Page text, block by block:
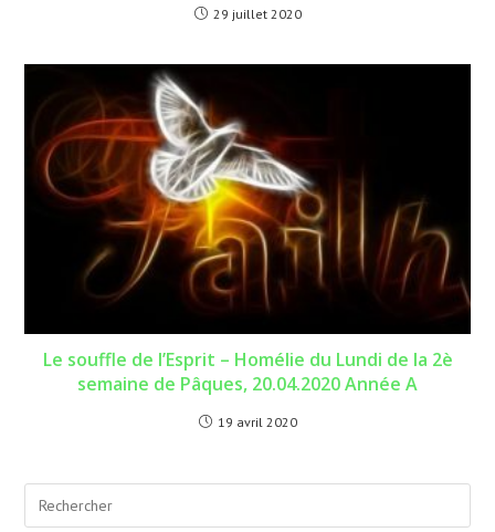
29 juillet 2020
Le souffle de l’Esprit – Homélie du Lundi de la 2è
semaine de Pâques, 20.04.2020 Année A
19 avril 2020